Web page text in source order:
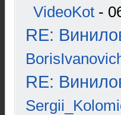
VideoKot -
RE:
RE: